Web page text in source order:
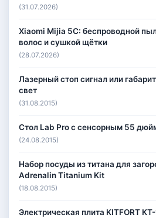
(31.07.2026)
Xiaomi Mijia 5C: беспроводной
волос и сушкой щётки
(28.07.2026)
Лазерный стоп сигнал или
свет
(31.08.2015)
Стол Lab Pro с сенсорным 55
(24.08.2015)
Набор посуды из титана для
Adrenalin Titanium Kit
(18.08.2015)
Электрическая плита KITFORT